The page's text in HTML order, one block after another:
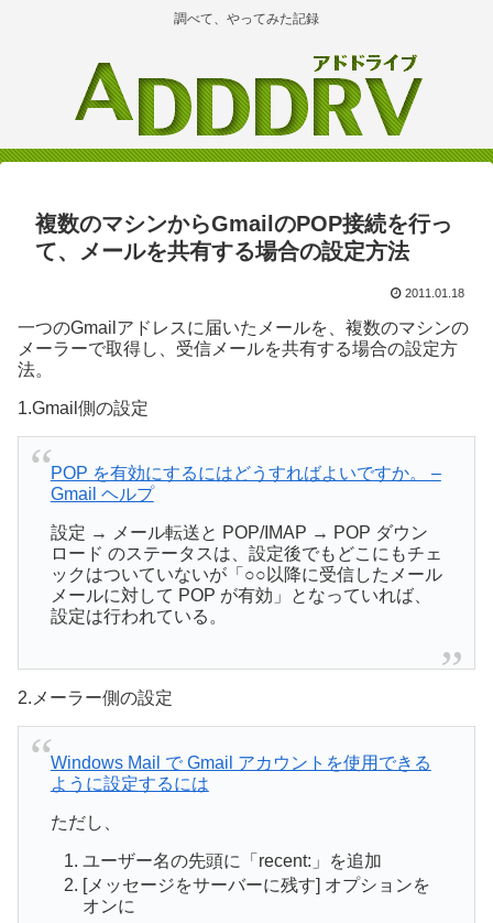
調べて、やってみた記録
複数のマシンからGmailのPOP接続を行っ
て、メールを共有する場合の設定方法
2011.01.18
一つのGmailアドレスに届いたメールを、複数のマシンの
メーラーで取得し、受信メールを共有する場合の設定方
法。
1.Gmail側の設定
POP を有効にするにはどうすればよいですか。 –
Gmail ヘルプ
設定 → メール転送と POP/IMAP → POP ダウン
ロード のステータスは、設定後でもどこにもチェ
ックはついていないが「○○以降に受信したメール
メールに対して POP が有効」となっていれば、
設定は行われている。
2.メーラー側の設定
Windows Mail で Gmail アカウントを使用できる
ように設定するには
ただし、
ユーザー名の先頭に「recent:」を追加
[メッセージをサーバーに残す] オプションを
オンに